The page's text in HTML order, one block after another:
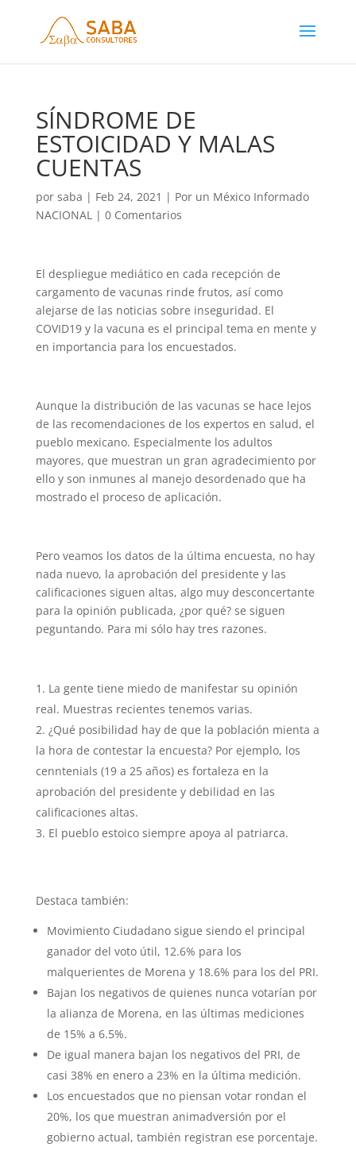
SÍNDROME DE
ESTOICIDAD Y MALAS
CUENTAS
por saba | Feb 24, 2021 | Por un México Informado
NACIONAL| 0 Comentarios
El despliegue mediático en cada recepción de
cargamento de vacunas rinde frutos, así como
alejarse de las noticias sobre inseguridad. El
COVID19 y la vacuna es el principal tema en mente y
en importancia para los encuestados.
Aunque la distribución de las vacunas se hace lejos
de las recomendaciones de los expertos en salud, el
pueblo mexicano. Especialmente los adultos
mayores, que muestran un gran agradecimiento por
ello y son inmunes al manejo desordenado que ha
mostrado el proceso de aplicación.
Pero veamos los datos de la última encuesta, no hay
nada nuevo, la aprobación del presidente y las
calificaciones siguen altas, algo muy desconcertante
para la opinión publicada, ¿por qué? se siguen
peguntando. Para mi sólo hay tres razones.
La gente tiene miedo de manifestar su opinión
real. Muestras recientes tenemos varias.
¿Qué posibilidad hay de que la población mienta a
la hora de contestar la encuesta? Por ejemplo, los
cenntenials (19 a 25 años) es fortaleza en la
aprobación del presidente y debilidad en las
calificaciones altas.
El pueblo estoico siempre apoya al patriarca.
Destaca también:
Movimiento Ciudadano sigue siendo el principal
ganador del voto útil, 12.6% para los
malquerientes de Morena y 18.6% para los del PRI.
Bajan los negativos de quienes nunca votarían por
la alianza de Morena, en las últimas mediciones
de 15% a 6.5%.
De igual manera bajan los negativos del PRI, de
casi 38% en enero a 23% en la última medición.
Los encuestados que no piensan votar rondan el
20%, los que muestran animadversión por el
gobierno actual, también registran ese porcentaje.